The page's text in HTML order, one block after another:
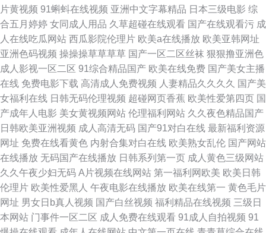
国 91偷拍视频 欧洲操逼AV 俺去也com 亚洲五月天中文字幕 日本理论电影院
国产三级级片在线播放 a片久久福利导航 97干97色 亚洲小说激情 日韩黑丝
av 国产精品爽爽v 97成人视频 亚洲成人av网址 欧美日韩免费做爰视频 国在
线视频91 av资源网第一页 性久爱免费视频 国产三级黄色毛片 91美女蜜桃在
线 日韩免费一级tv 极品美女一线天 大香蕉久久爱 97超碰免费公并 91视频人
畜 91另类视频在线观看 91超碰情侣 亚洲高清一日视频 色色女人六月 国产
97人妻资源 一本不卡A∨电影 尤物福利导航 午夜不卡成人视频 欧美喷潮流量
另类 丰满熟妇喷水视频 97综合影院 91成人视频在线观看 五月花婷婷综合 欧
片黄视频 91蝌蚪在线视频 亚洲中文字幕精品 日本三级电影 综
合五月婷婷 女同成人用品 久草超碰在线观看 国产在线观看污 成
人在线吃瓜网站 西瓜影院伦理片 欧美a在线播放 欧美亚韩网址
亚洲色码视频 操操操草草草草 国产一区二区丝袜 狠狠撸亚洲色
成人影视一区二区 91综合精品国产 欧美在线免费 国产美女主播
在线 免费电影下载 高清成人免费视频 人妻精品久久久久 国产美
女福利在线 日韩无码伦理视频 超碰网页香蕉 欧美性爱第四页 国
产成年人电影 美女黄视频网站 伦理福利网站 久久夜色精品国产
日韩欧美亚洲视频 成人高清无码 国产91对白在线 最新福利资源
网址 免费在线看黄色 内射合集对白在线 欧美熟女乱伦 国产网站
在线播放 无码国产在线播放 日韩系列第一页 成人黄色三级网站
久久午夜少妇无码 A片视频在线网站 第一福利网欧美 欧美日韩
伦理片 欧美性爱黑人 午夜电影在线播放 欧美在线第一 黄色毛片
网址 男女日b真人视频 国产白丝视频 福利精品在线视频 三级日
本网站 门事件一区二区 成人免费在线观看 91成人自拍视频 91